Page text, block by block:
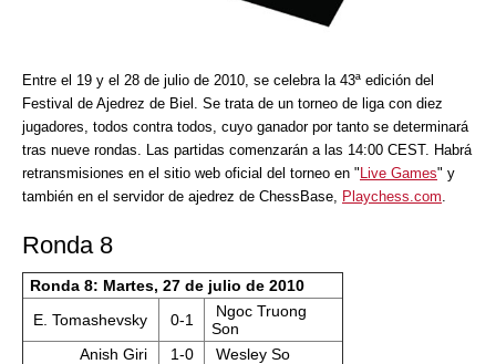
Entre el 19 y el 28 de julio de 2010, se celebra la 43ª edición del
Festival de Ajedrez de Biel. Se trata de un torneo de liga con diez
jugadores, todos contra todos, cuyo ganador por tanto se determinará
tras nueve rondas. Las partidas comenzarán a las 14:00 CEST. Habrá
retransmisiones en el sitio web oficial del torneo en " Live Games" y
también en el servidor de ajedrez de ChessBase, Playchess.com.
Ronda 8
Ronda 8: Martes, 27 de julio de 2010
E. Tomashevsky
0-1
Ngoc Truong
Son
Anish Giri
1-0
Wesley So